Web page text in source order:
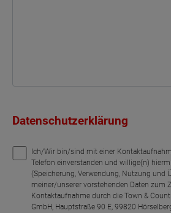
Datenschutzerklärung
Ich/Wir bin/sind mit einer
Telefon einverstanden und willige(n)
(Speicherung, Verwendung, Nutzung und
meiner/unserer vorstehenden Daten zum
Kontaktaufnahme durch die Town &
GmbH, Hauptstraße 90 E, 99820